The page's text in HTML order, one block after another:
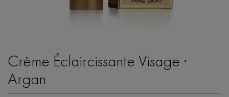
Crème Éclaircissante Visage ·
Argan